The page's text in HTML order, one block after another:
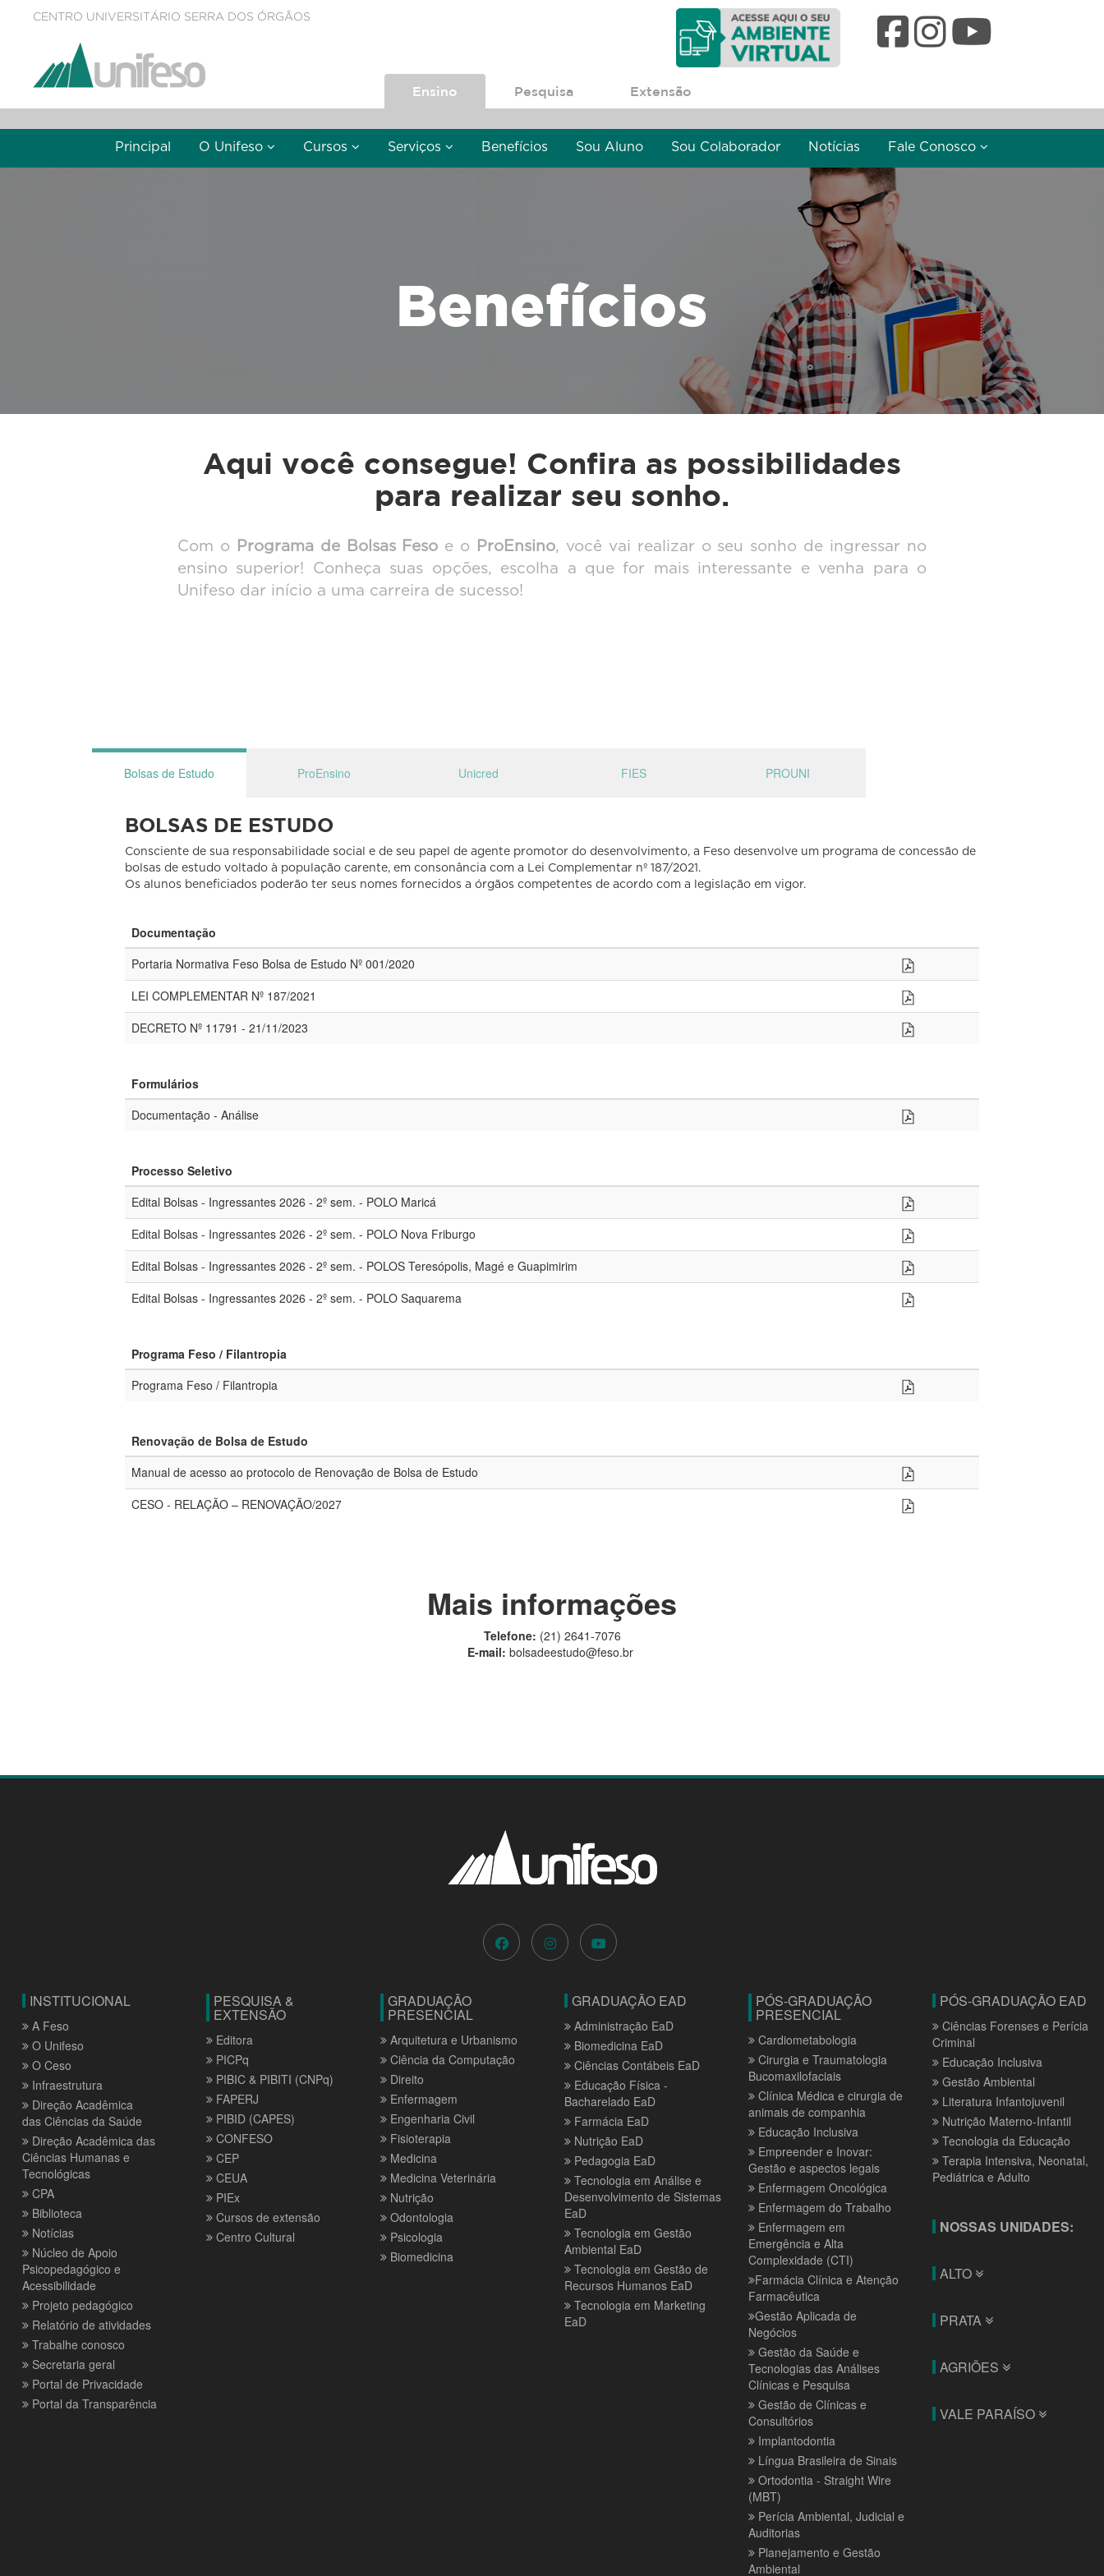
CENTRO UNIVERSITÁRIO SERRA DOS ÓRGÃOS
Ensino Pesquisa Extensão
Principal O Unifeso Cursos Serviços Benefícios Sou Aluno Sou Colaborador Notícias Fale Conosco
Benefícios
Aqui você consegue! Confira as possibilidades
para realizar seu sonho.
Com o Programa de Bolsas Feso e o ProEnsino, você vai realizar o seu sonho de ingressar no
ensino superior! Conheça suas opções, escolha a que for mais interessante e venha para o
Unifeso dar início a uma carreira de sucesso!
Bolsas de Estudo ProEnsino Unicred FIES PROUNI
BOLSAS DE ESTUDO
Consciente de sua responsabilidade social e de seu papel de agente promotor do desenvolvimento, a Feso desenvolve um programa de concessão de
bolsas de estudo voltado à população carente, em consonância com a Lei Complementar nº 187/2021.
Os alunos beneficiados poderão ter seus nomes fornecidos a órgãos competentes de acordo com a legislação em vigor.
Documentação
Portaria Normativa Feso Bolsa de Estudo Nº 001/2020
LEI COMPLEMENTAR Nº 187/2021
DECRETO Nº 11791 - 21/11/2023
Formulários
Documentação - Análise
Processo Seletivo
Edital Bolsas - Ingressantes 2026 - 2º sem. - POLO Maricá
Edital Bolsas - Ingressantes 2026 - 2º sem. - POLO Nova Friburgo
Edital Bolsas - Ingressantes 2026 - 2º sem. - POLOS Teresópolis, Magé e Guapimirim
Edital Bolsas - Ingressantes 2026 - 2º sem. - POLO Saquarema
Programa Feso / Filantropia
Programa Feso / Filantropia
Renovação de Bolsa de Estudo
Manual de acesso ao protocolo de Renovação de Bolsa de Estudo
CESO - RELAÇÃO – RENOVAÇÃO/2027
Mais informações
Telefone: (21) 2641-7076
E-mail: bolsadeestudo@feso.br
INSTITUCIONAL
A Feso
O Unifeso
O Ceso
Infraestrutura
Direção Acadêmica
das Ciências da Saúde
Direção Acadêmica das
Ciências Humanas e
Tecnológicas
CPA
Biblioteca
Notícias
Núcleo de Apoio
Psicopedagógico e
Acessibilidade
Projeto pedagógico
Relatório de atividades
Trabalhe conosco
Secretaria geral
Portal de Privacidade
Portal da Transparência
PESQUISA &
EXTENSÃO
Editora
PICPq
PIBIC & PIBITI (CNPq)
FAPERJ
PIBID (CAPES)
CONFESO
CEP
CEUA
PIEx
Cursos de extensão
Centro Cultural
GRADUAÇÃO
PRESENCIAL
Arquitetura e Urbanismo
Ciência da Computação
Direito
Enfermagem
Engenharia Civil
Fisioterapia
Medicina
Medicina Veterinária
Nutrição
Odontologia
Psicologia
Biomedicina
GRADUAÇÃO EAD
Administração EaD
Biomedicina EaD
Ciências Contábeis EaD
Educação Física -
Bacharelado EaD
Farmácia EaD
Nutrição EaD
Pedagogia EaD
Tecnologia em Análise e
Desenvolvimento de Sistemas
EaD
Tecnologia em Gestão
Ambiental EaD
Tecnologia em Gestão de
Recursos Humanos EaD
Tecnologia em Marketing
EaD
PÓS-GRADUAÇÃO
PRESENCIAL
Cardiometabologia
Cirurgia e Traumatologia
Bucomaxilofaciais
Clínica Médica e cirurgia de
animais de companhia
Educação Inclusiva
Empreender e Inovar:
Gestão e aspectos legais
Enfermagem Oncológica
Enfermagem do Trabalho
Enfermagem em
Emergência e Alta
Complexidade (CTI)
Farmácia Clínica e Atenção
Farmacêutica
Gestão Aplicada de
Negócios
Gestão da Saúde e
Tecnologias das Análises
Clínicas e Pesquisa
Gestão de Clínicas e
Consultórios
Implantodontia
Língua Brasileira de Sinais
Ortodontia - Straight Wire
(MBT)
Perícia Ambiental, Judicial e
Auditorias
Planejamento e Gestão
Ambiental
PÓS-GRADUAÇÃO EAD
Ciências Forenses e Perícia
Criminal
Educação Inclusiva
Gestão Ambiental
Literatura Infantojuvenil
Nutrição Materno-Infantil
Tecnologia da Educação
Terapia Intensiva, Neonatal,
Pediátrica e Adulto
NOSSAS UNIDADES:
ALTO
PRATA
AGRIÕES
VALE PARAÍSO